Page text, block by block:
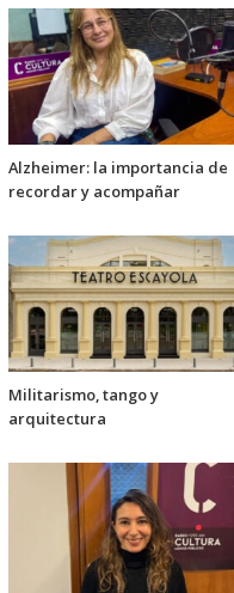
Alzheimer: la importancia de
recordar y acompañar
Militarismo, tango y
arquitectura